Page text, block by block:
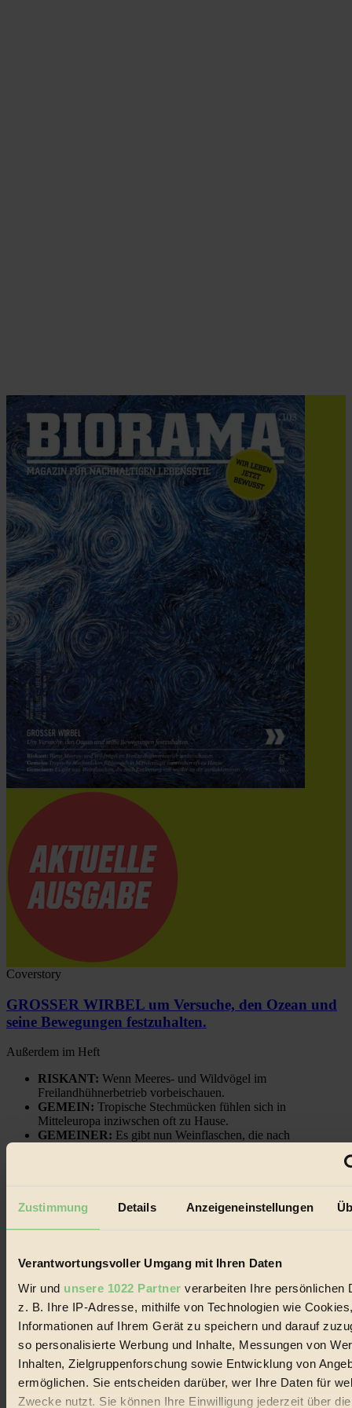
Zustimmung Details Anzeigeneinstellungen
Verantwortungsvoller Umgang mit Ihren Daten
Wir und unsere 1022 Partner verarbeiten Ihre persönlichen
z. B. Ihre IP-Adresse, mithilfe von Technologien wie
Informationen auf Ihrem Gerät zu speichern und darauf
so personalisierte Werbung und Inhalte, Messungen von
Inhalten, Zielgruppenforschung sowie Entwicklung von
ermöglichen. Sie entscheiden darüber, wer Ihre Daten für
Zwecke nutzt. Sie können Ihre Einwilligung jederzeit über
Coverstory
GROSSER WIRBEL um Versuche, den Ozean und
seine Bewegungen festzuhalten.
Außerdem im Heft
RISKANT: Wenn Meeres- und Wildvögel im
Freilandhühnerbetrieb vorbeischauen.
GEMEIN: Tropische Stechmücken fühlen sich in
Mitteleuropa inziwschen oft zu Hause.
GEMEINER: Es gibt nun Weinflaschen, die nach
Erhalte in regelmäßigen Abständen die aktuellsten Artikel,
Gewinnspiele & Ausgaben übersichtlich aufbereitet vom
BIORAMA-Magazin per E-Mail.
Jetzt eintragen: